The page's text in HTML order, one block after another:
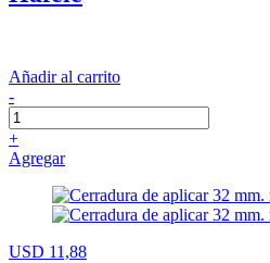
Añadir al carrito
-
+
Agregar
USD 11,88